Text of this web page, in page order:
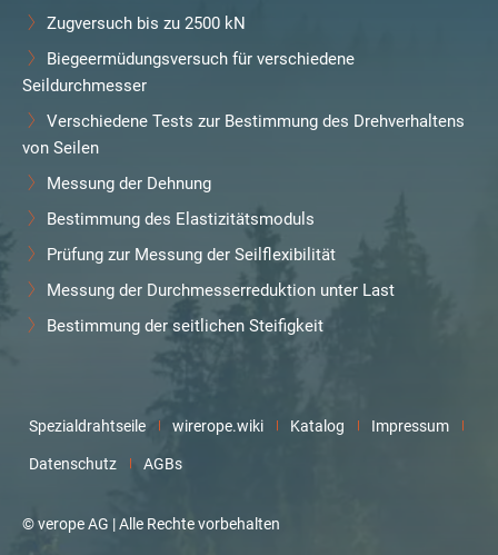
Zugversuch bis zu 2500 kN
Biegeermüdungsversuch für verschiedene
Seildurchmesser
Verschiedene Tests zur Bestimmung des Drehverhaltens
von Seilen
Messung der Dehnung
Bestimmung des Elastizitätsmoduls
Prüfung zur Messung der Seilflexibilität
Messung der Durchmesserreduktion unter Last
Bestimmung der seitlichen Steifigkeit
© verope AG | Alle Rechte vorbehalten
Spezialdrahtseile wirerope.wiki Katalog
Impressum
Datenschutz
AGBs